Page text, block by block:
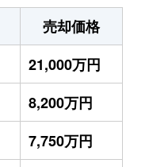
売却価格
21,000万円
8,200万円
7,750万円